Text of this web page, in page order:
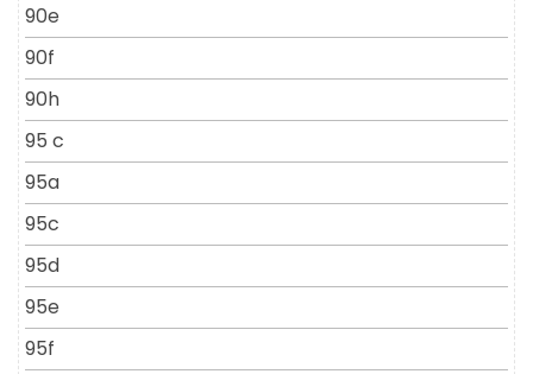
90e
90f
90h
95 c
95a
95c
95d
95e
95f